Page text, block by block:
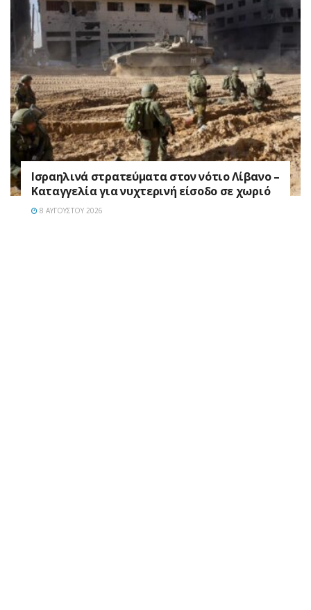
Ισραηλινά στρατεύματα στον νότιο Λίβανο –
Καταγγελία για νυχτερινή είσοδο σε χωριό
8 ΑΥΓΟΎΣΤΟΥ 2026